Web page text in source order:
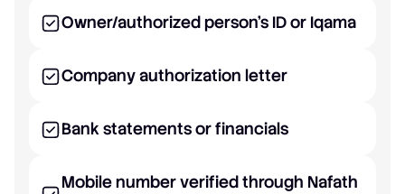
Owner/authorized person’s ID or Iqama
Company authorization letter
Bank statements or financials
Mobile number verified through Nafath